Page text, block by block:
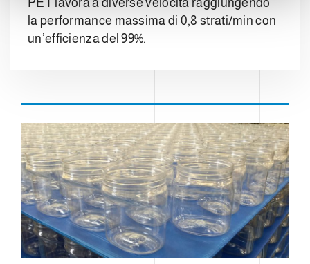
PET lavora a diverse velocità raggiungendo
la performance massima di 0,8 strati/min con
un’efficienza del 99%.